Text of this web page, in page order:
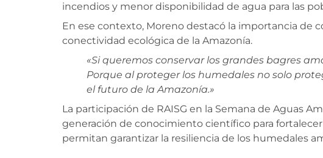
incendios y menor disponibilidad de agua para las
En ese contexto, Moreno destacó la importancia de
conectividad ecológica de la Amazonía.
«Si queremos conservar los grandes bagres
Porque al proteger los humedales no solo
el futuro de la Amazonía.»
La participación de RAISG en la Semana de Aguas
generación de conocimiento científico para
permitan garantizar la resiliencia de los humedales